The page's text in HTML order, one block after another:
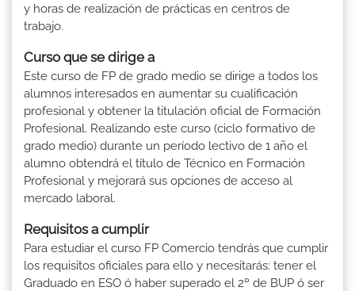
y horas de realización de prácticas en centros de
trabajo.
Curso que se dirige a
Este curso de FP de grado medio se dirige a todos los
alumnos interesados en aumentar su cualificación
profesional y obtener la titulación oficial de Formación
Profesional. Realizando este curso (ciclo formativo de
grado medio) durante un período lectivo de 1 año el
alumno obtendrá el título de Técnico en Formación
Profesional y mejorará sus opciones de acceso al
mercado laboral.
Requisitos a cumplir
Para estudiar el curso FP Comercio tendrás que cumplir
los requisitos oficiales para ello y necesitarás: tener el
Graduado en ESO ó haber superado el 2º de BUP ó ser